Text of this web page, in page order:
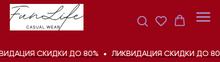
СКИДКИ ДО 80% ЛИКВИДАЦИЯ СКИДКИ ДО 80%